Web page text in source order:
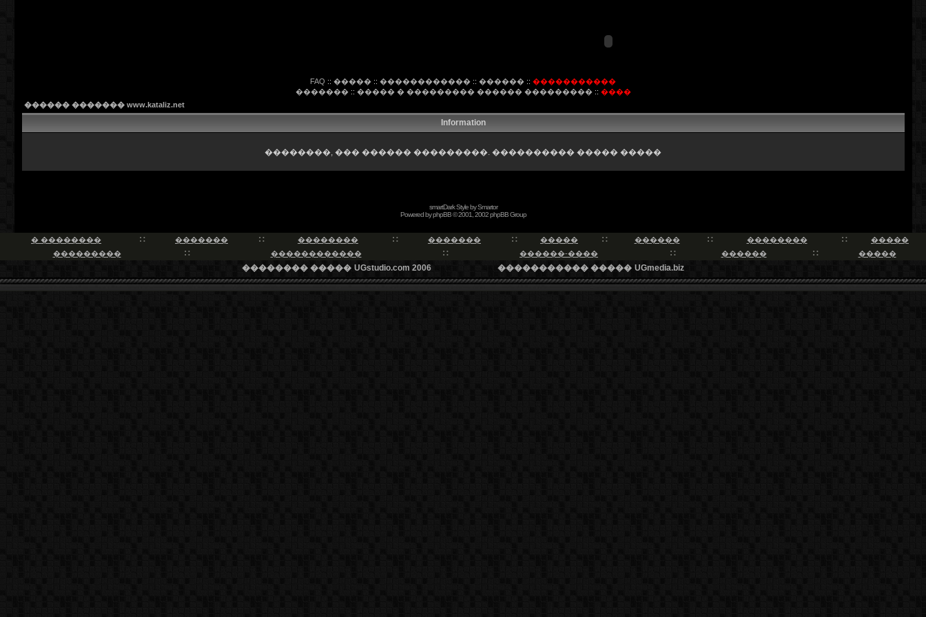
FAQ :: ����� :: ������������ :: ������ :: �����������
�������:: ����� � ��������� ������ ���������:: ����
������ ������� www.kataliz.net
Information
��������, ��� ������ ���������. ���������� ����� �����
smartDark Style bySmartor
Powered byphpBB© 2001, 2002 phpBB Group
� �������� ������� �������� ������� ����� ������ ��������
�����
���������
������������ ������-���� ������ �����
�������� ����� UGstudio.com 2006 ����������� ����� UGmedia.biz